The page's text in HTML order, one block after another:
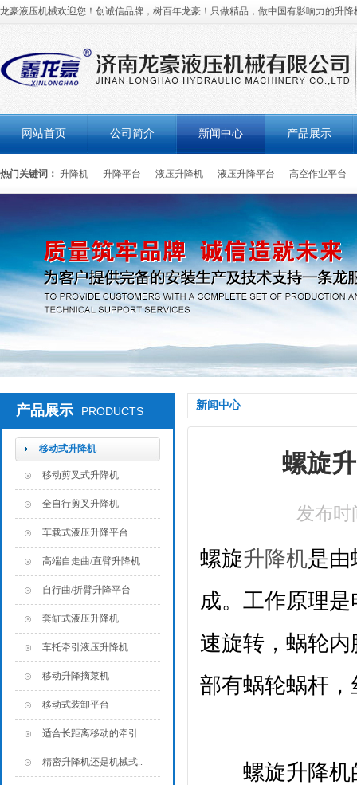
龙豪液压机械欢迎您！创诚信品牌，树百年龙豪！只做精品，做中国有影响力的升
网站首页 公司简介 新闻中心 产品展示
热门关键词： 升降机 升降平台 液压升降机 液压升降平台 高空作业平台
产品展示 PRODUCTS
移动式升降机
移动剪叉式升降机
全自行剪叉升降机
车载式液压升降平台
高端自走曲/直臂升降机
自行曲/折臂升降平台
套缸式液压升降机
车托牵引液压升降机
移动升降摘菜机
移动式装卸平台
适合长距离移动的牵引..
精密升降机还是机械式..
新闻中心
螺旋
发布时
螺旋升降机是由
成。工作原理
速旋转，蜗轮
部有蜗轮蜗杆
螺旋升降机